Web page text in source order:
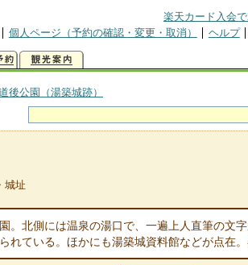
楽天カード入会
個人ページ（予約の確認・変更・取消） ヘルプ
後公園（湯築城跡）
城址
。北側には温泉の湯口で、一遍上人直筆の文
れている。ほかにも湯築城資料館などが点在。